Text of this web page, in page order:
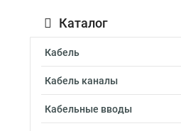
Каталог
Кабель
Кабель каналы
Кабельные вводы